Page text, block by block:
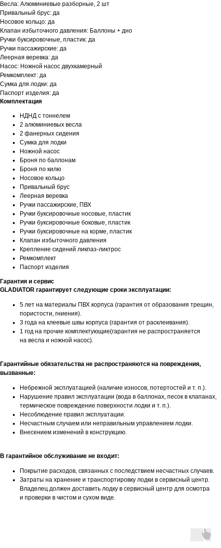
Весла: Алюминиевые разборные, 2 шт
Привальный брус: да
Носовое кольцо: да
Клапан избыточного давления: Баллоны + дно
Ручки буксировочные, пластик: да
Ручки пассажирские: да
Леерная веревка: да
Насос: Ножной насос двухкамерный
Ремкомплект: да
Сумка для лодки: да
Паспорт изделия: да
Комплектация
НДНД с тоннелем
2 алюминиевых весла
2 фанерных сидения
Сумка для лодки
Ножной насос
Броня по баллонам
Броня по килю
Носовое кольцо
Привальный брус
Леерная веревка
Ручки пассажирские, ПВХ
Ручки буксировочные носовые, пластик
Ручки буксировочные боковые, пластик
Ручки буксировочные на корме, пластик
Клапан избыточного давления
Крепление сидений ликпаз-ликтрос
Ремкомплект
Паспорт изделия
Гарантия и сервис
GLADIATOR гарантирует следующие сроки эксплуатации:
5 лет на материалы ПВХ корпуса (гарантия от образования трещин,
пористости, гниения).
3 года на клеевые швы корпуса (гарантия от расклеивания).
1 год на прочие комплектующие(гарантия не распространяется
на весла и ножной насос).
Гарантийные обязательства не распространяются на повреждения,
вызванные:
Небрежной эксплуатацией (наличие износов, потертостей и т. п.).
Нарушение правил эксплуатации (вода в баллонах, песок в клапанах,
термическое повреждение поверхности лодки и т. п.).
Несоблюдение правил эксплуатации.
Несчастным случаем или неправильным управлением лодки.
Внесением изменений в конструкцию.
В гарантийное обслуживание не входит:
Покрытие расходов, связанных с последствием несчастных случаев.
Затраты на хранение и транспортировку лодки в сервисный центр.
Владелец должен доставить лодку в сервисный центр для осмотра
и проверки в чистом и сухом виде.
Контакты
ул. Четаева, д. 66А
ул. Ибрагимова, д. 63
г. Казань,
ул. Четаева, д. 66А